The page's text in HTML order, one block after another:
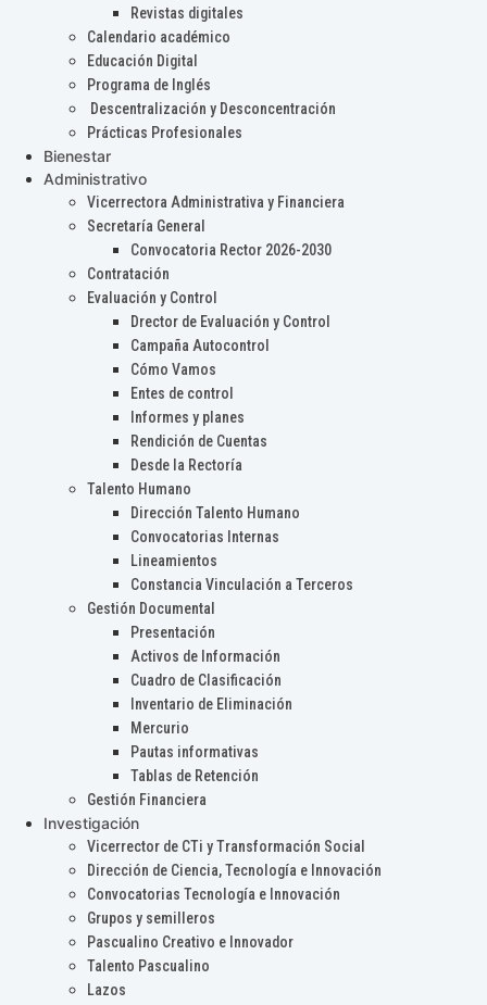
Revistas digitales
Calendario académico
Educación Digital
Programa de Inglés
Descentralización y Desconcentración
Prácticas Profesionales
Bienestar
Administrativo
Vicerrectora Administrativa y Financiera
Secretaría General
Convocatoria Rector 2026-2030
Contratación
Evaluación y Control
Drector de Evaluación y Control
Campaña Autocontrol
Cómo Vamos
Entes de control
Informes y planes
Rendición de Cuentas
Desde la Rectoría
Talento Humano
Dirección Talento Humano
Convocatorias Internas
Lineamientos
Constancia Vinculación a Terceros
Gestión Documental
Presentación
Activos de Información
Cuadro de Clasificación
Inventario de Eliminación
Mercurio
Pautas informativas
Tablas de Retención
Gestión Financiera
Investigación
Vicerrector de CTi y Transformación Social
Dirección de Ciencia, Tecnología e Innovación
Convocatorias Tecnología e Innovación
Grupos y semilleros
Pascualino Creativo e Innovador
Talento Pascualino
Lazos